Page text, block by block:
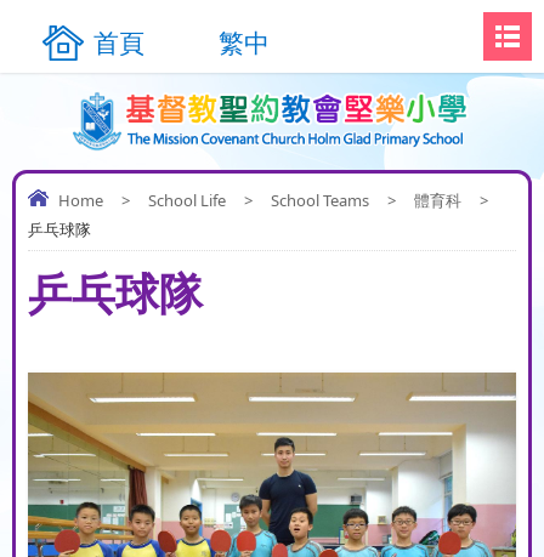
首頁 繁中
Home > School Life > School Teams > 體育科
>
乒乓球隊
乒乓球隊